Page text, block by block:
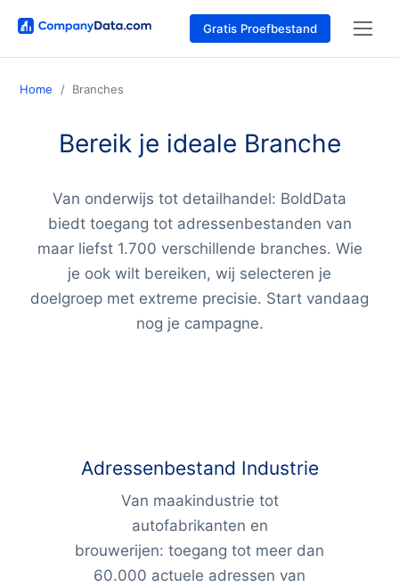
Gratis Proefbestand
Home Branches
Bereik je ideale Branche
Van onderwijs tot detailhandel: BoldData
biedt toegang tot adressenbestanden van
maar liefst 1.700 verschillende branches. Wie
je ook wilt bereiken, wij selecteren je
doelgroep met extreme precisie. Start vandaag
nog je campagne.
Adressenbestand Industrie
Van maakindustrie tot
autofabrikanten en
brouwerijen: toegang tot meer dan
60.000 actuele adressen van